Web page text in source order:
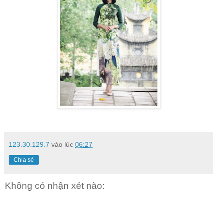
123.30.129.7 vào lúc 06:27
Chia sẻ
Không có nhận xét nào: